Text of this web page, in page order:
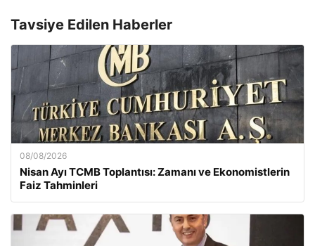
Tavsiye Edilen Haberler
08/08/2026
Nisan Ayı TCMB Toplantısı: Zamanı ve Ekonomistlerin
Faiz Tahminleri